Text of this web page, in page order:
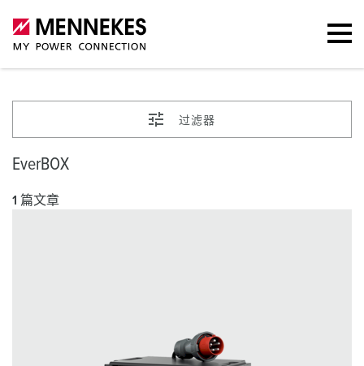
过滤器
EverBOX
1 篇文章